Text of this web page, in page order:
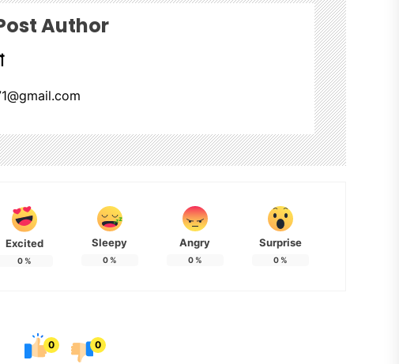
Author
Excited
0%
Sleepy
0%
Angry
0%
Surprise
0%
0 0